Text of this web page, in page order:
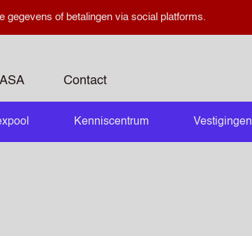
gegevens of betalingen via social platforms.
Contact
Kenniscentrum Vestigingen